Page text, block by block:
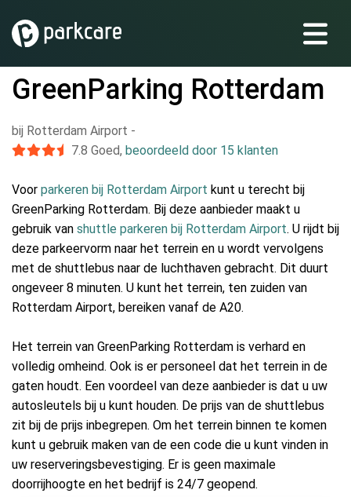
GreenParking Rotterdam
bij Rotterdam Airport -
7.8 Goed, beoordeeld door 15 klanten
Voor parkeren bij Rotterdam Airport kunt u terecht bij
GreenParking Rotterdam. Bij deze aanbieder maakt u
gebruik van shuttle parkeren bij Rotterdam Airport. U rijdt bij
deze parkeervorm naar het terrein en u wordt vervolgens
met de shuttlebus naar de luchthaven gebracht. Dit duurt
ongeveer 8 minuten. U kunt het terrein, ten zuiden van
Rotterdam Airport, bereiken vanaf de A20.
Het terrein van GreenParking Rotterdam is verhard en
volledig omheind. Ook is er personeel dat het terrein in de
gaten houdt. Een voordeel van deze aanbieder is dat u uw
autosleutels bij u kunt houden. De prijs van de shuttlebus
zit bij de prijs inbegrepen. Om het terrein binnen te komen
kunt u gebruik maken van de een code die u kunt vinden in
uw reserveringsbevestiging. Er is geen maximale
doorrijhoogte en het bedrijf is 24/7 geopend.